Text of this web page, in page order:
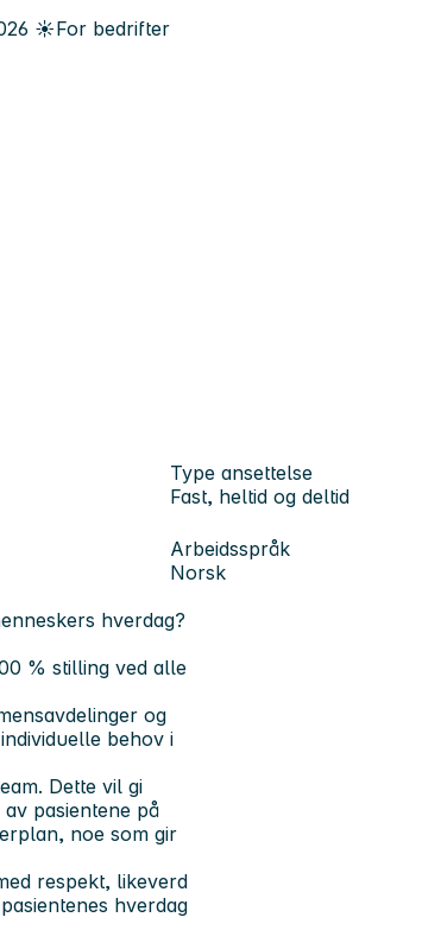
☀️For bedrifter
Type ansettelse
Fast, heltid og deltid
Arbeidsspråk
Norsk
hverdag?
% stilling ved alle
og
behov i
Dette vil gi
pasientene på
noe som gir
respekt, likeverd
hverdag